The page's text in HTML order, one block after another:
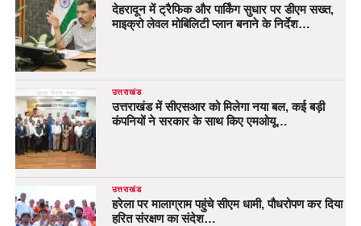
देहरादून में ट्रैफिक और पार्किंग सुधार पर डीएम सख्त,
माइक्रो लेवल मोबिलिटी प्लान बनाने के निर्देश…
उत्तराखंड
उत्तराखंड में सीएसआर को मिलेगा नया बल, कई बड़ी
कंपनियों ने सरकार के साथ किए एमओयू…
उत्तराखंड
हरेला पर मालाग्राम पहुंचे सीएम धामी, पौधरोपण कर दिया
हरित संरक्षण का संदेश…